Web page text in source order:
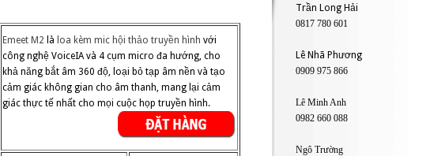
Emeet M2 là loa kèm mic hội thảo truyền hình với
công nghệ VoiceIA và 4 cụm micro đa hướng, cho
khả năng bắt âm 360 độ, loại bỏ tạp âm nền và tạo
cảm giác không gian cho âm thanh, mang lại cảm
giác thực tế nhất cho mọi cuộc họp truyền hình.
Trần Long Hải
0817 780 601
Lê Nhã Phương
0909 975 866
Lê Minh Anh
0982 660 088
Ngô Trường